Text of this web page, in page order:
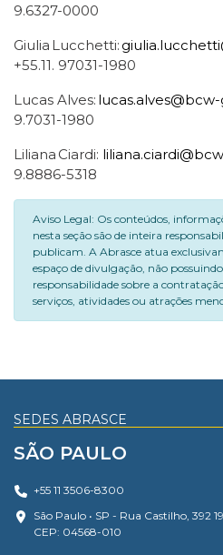
9.6327-0000
Giulia Lucchetti:
+55.11. 97031-1980
Lucas Alves:
9.7031-1980
Liliana Ciardi:
9.8886-5318
Aviso Legal: Os conteúdos,
nesta seção são de inteira
publicam. A Abrasce atua
espaço de divulgação, não
responsabilidade sobre a
serviços, atividades ou atrações
SEDES ABRASCE
SÃO PAULO
+55 11 3506-8300
São Paulo • SP - Rua Castilho, 392
CEP: 04568-010